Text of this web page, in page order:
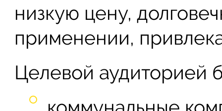
низкую цену,
применении,
Целевой аудиторией